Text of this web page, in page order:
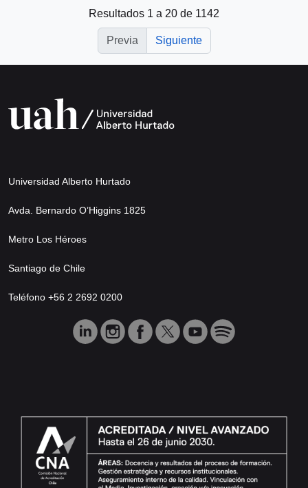
Resultados 1 a 20 de 1142
Previa Siguiente
Universidad Alberto Hurtado
Avda. Bernardo O’Higgins 1825
Metro Los Héroes
Santiago de Chile
Teléfono +56 2 2692 0200